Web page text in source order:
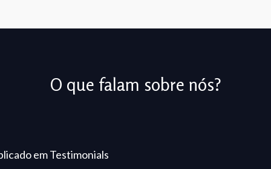
O que falam sobre nós?